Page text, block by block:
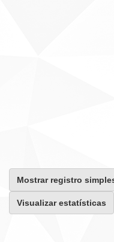
Mostrar registro
Visualizar estatísticas